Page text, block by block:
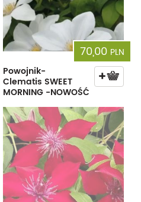
70,00 PLN
Powojnik-
Clematis SWEET
MORNING -NOWOŚĆ